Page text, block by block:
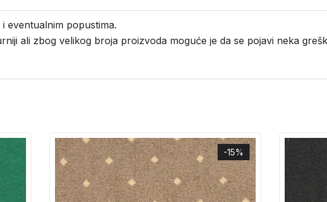
eventualnim popustima.
ali zbog velikog broja proizvoda moguće je da se pojavi neka
-15%